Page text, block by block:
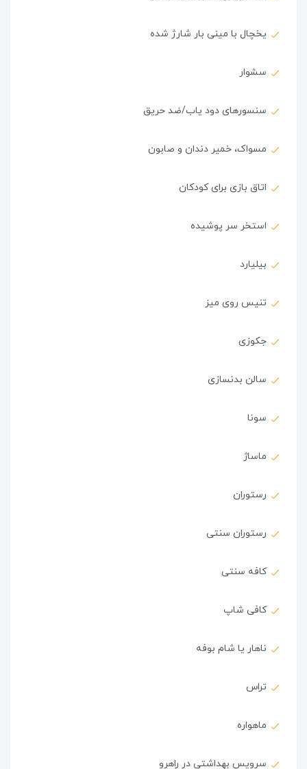
یخچال با مینی بار شارژ شده
سشوار
سنسورهای دود یاب/ضد حریق
مسواک، خمیر دندان و صابون
اتاق بازی برای کودکان
استخر سر پوشیده
بیلیارد
تنیس روی میز
جکوزی
سالن بدنسازی
سونا
ماساژ
رستوران
رستوران سنتی
کافه سنتی
کافی شاپ
ناهار یا شام بوفه
تراس
ماهواره
سرویس بهداشتی در راهرو